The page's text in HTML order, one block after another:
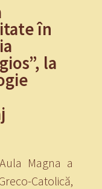
în
la
Magna a
Catolică,